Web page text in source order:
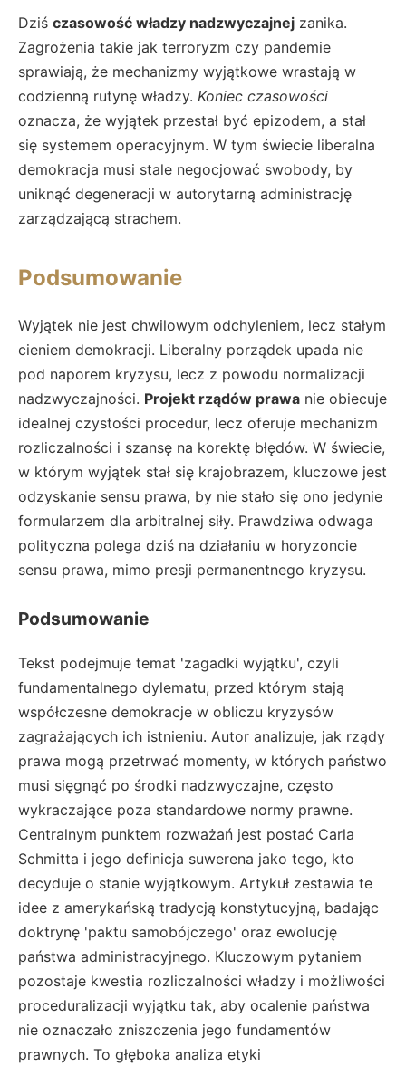
Dziś czasowość władzy nadzwyczajnej zanika.
Zagrożenia takie jak terroryzm czy pandemie
sprawiają, że mechanizmy wyjątkowe wrastają w
codzienną rutynę władzy. Koniec czasowości
oznacza, że wyjątek przestał być epizodem, a stał
się systemem operacyjnym. W tym świecie liberalna
demokracja musi stale negocjować swobody, by
uniknąć degeneracji w autorytarną administrację
zarządzającą strachem.
Podsumowanie
Wyjątek nie jest chwilowym odchyleniem, lecz stałym
cieniem demokracji. Liberalny porządek upada nie
pod naporem kryzysu, lecz z powodu normalizacji
nadzwyczajności. Projekt rządów prawa nie obiecuje
idealnej czystości procedur, lecz oferuje mechanizm
rozliczalności i szansę na korektę błędów. W świecie,
w którym wyjątek stał się krajobrazem, kluczowe jest
odzyskanie sensu prawa, by nie stało się ono jedynie
formularzem dla arbitralnej siły. Prawdziwa odwaga
polityczna polega dziś na działaniu w horyzoncie
sensu prawa, mimo presji permanentnego kryzysu.
Podsumowanie
Tekst podejmuje temat 'zagadki wyjątku', czyli
fundamentalnego dylematu, przed którym stają
współczesne demokracje w obliczu kryzysów
zagrażających ich istnieniu. Autor analizuje, jak rządy
prawa mogą przetrwać momenty, w których państwo
musi sięgnąć po środki nadzwyczajne, często
wykraczające poza standardowe normy prawne.
Centralnym punktem rozważań jest postać Carla
Schmitta i jego definicja suwerena jako tego, kto
decyduje o stanie wyjątkowym. Artykuł zestawia te
idee z amerykańską tradycją konstytucyjną, badając
doktrynę 'paktu samobójczego' oraz ewolucję
państwa administracyjnego. Kluczowym pytaniem
pozostaje kwestia rozliczalności władzy i możliwości
proceduralizacji wyjątku tak, aby ocalenie państwa
nie oznaczało zniszczenia jego fundamentów
prawnych. To głęboka analiza etyki